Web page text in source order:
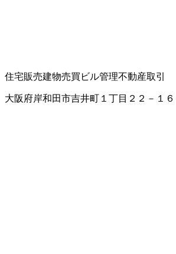
住宅販売建物売買 ビル管理不動産取引
大阪府岸和田市吉井町１丁目２２－１６